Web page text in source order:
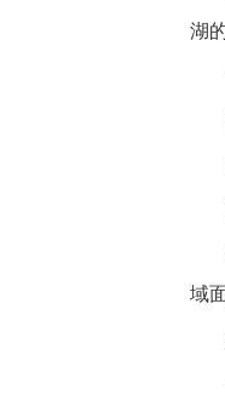
湖
域